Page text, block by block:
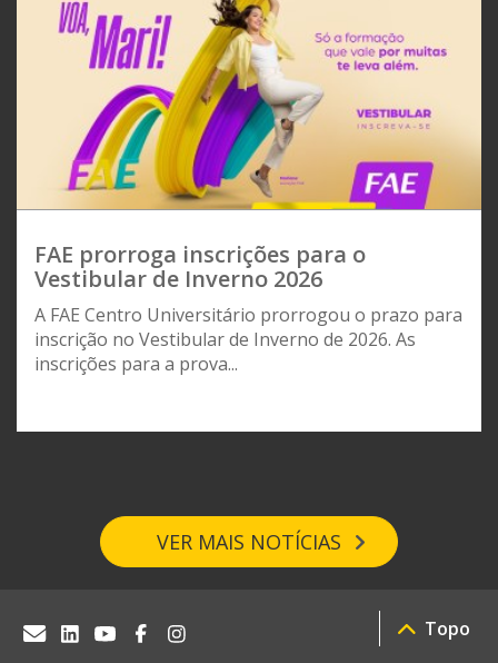
FAE prorroga inscrições para o
Vestibular de Inverno 2026
A FAE Centro Universitário prorrogou o prazo para
inscrição no Vestibular de Inverno de 2026. As
inscrições para a prova...
VER MAIS NOTÍCIAS
Topo